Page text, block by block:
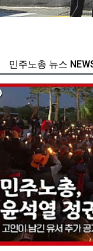
주노총 뉴스